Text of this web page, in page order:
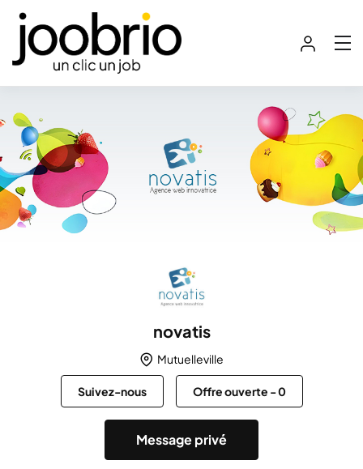
novatis
Mutuelleville
Suivez-nous Offre ouverte -0
Message privé